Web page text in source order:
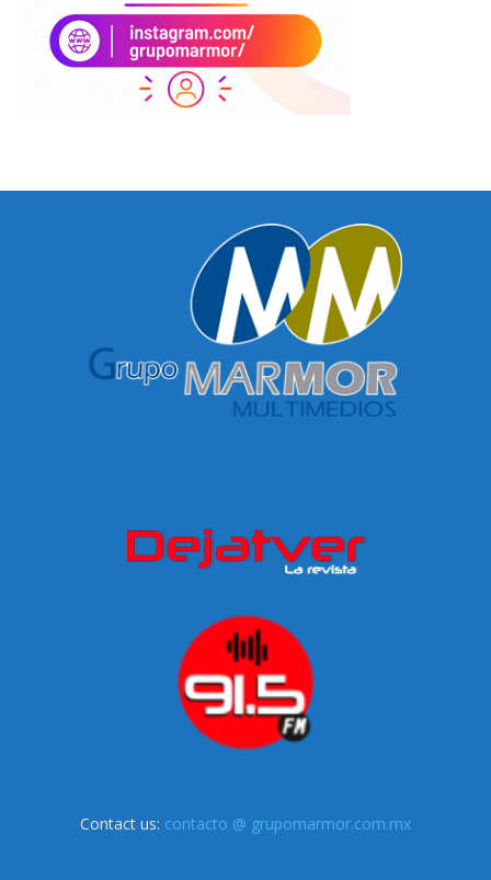
Contact us: contacto @ grupomarmor.com.mx